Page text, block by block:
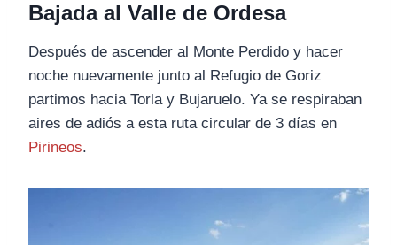
Bajada al Valle de Ordesa
Después de ascender al Monte Perdido y hacer
noche nuevamente junto al Refugio de Goriz
partimos hacia Torla y Bujaruelo. Ya se respiraban
aires de adiós a esta ruta circular de 3 días en
Pirineos.